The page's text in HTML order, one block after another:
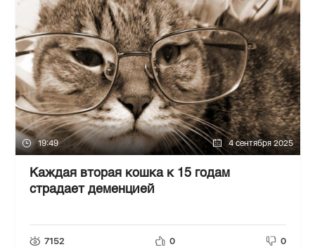
19:49 4 сентября 2025
Каждая вторая кошка к 15 годам
страдает деменцией
7152 0 0